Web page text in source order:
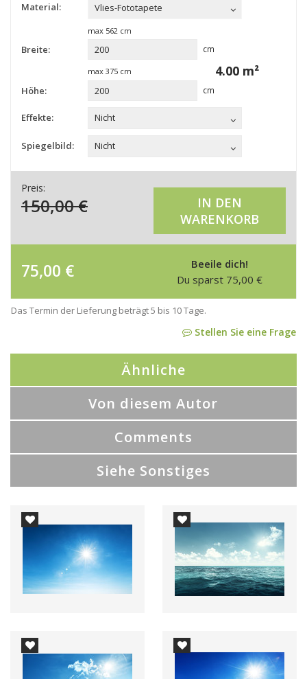
Material: Vlies-Fototapete
max 562 cm
Breite: cm
max 375cm
Höhe: cm
4.00 m²
Effekte: Nicht
Spiegelbild: Nicht
Preis:
150,00€
IN DEN
WARENKORB
75,00 €
Beeile dich!
Du sparst 75,00 €
Das Termin der Lieferung beträgt 5 bis 10 Tage.
Stellen Sie eine Frage
Ähnliche
Von diesem Autor
Comments
Siehe Sonstiges